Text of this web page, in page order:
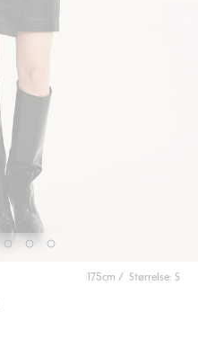
175cm / Størrelse: S